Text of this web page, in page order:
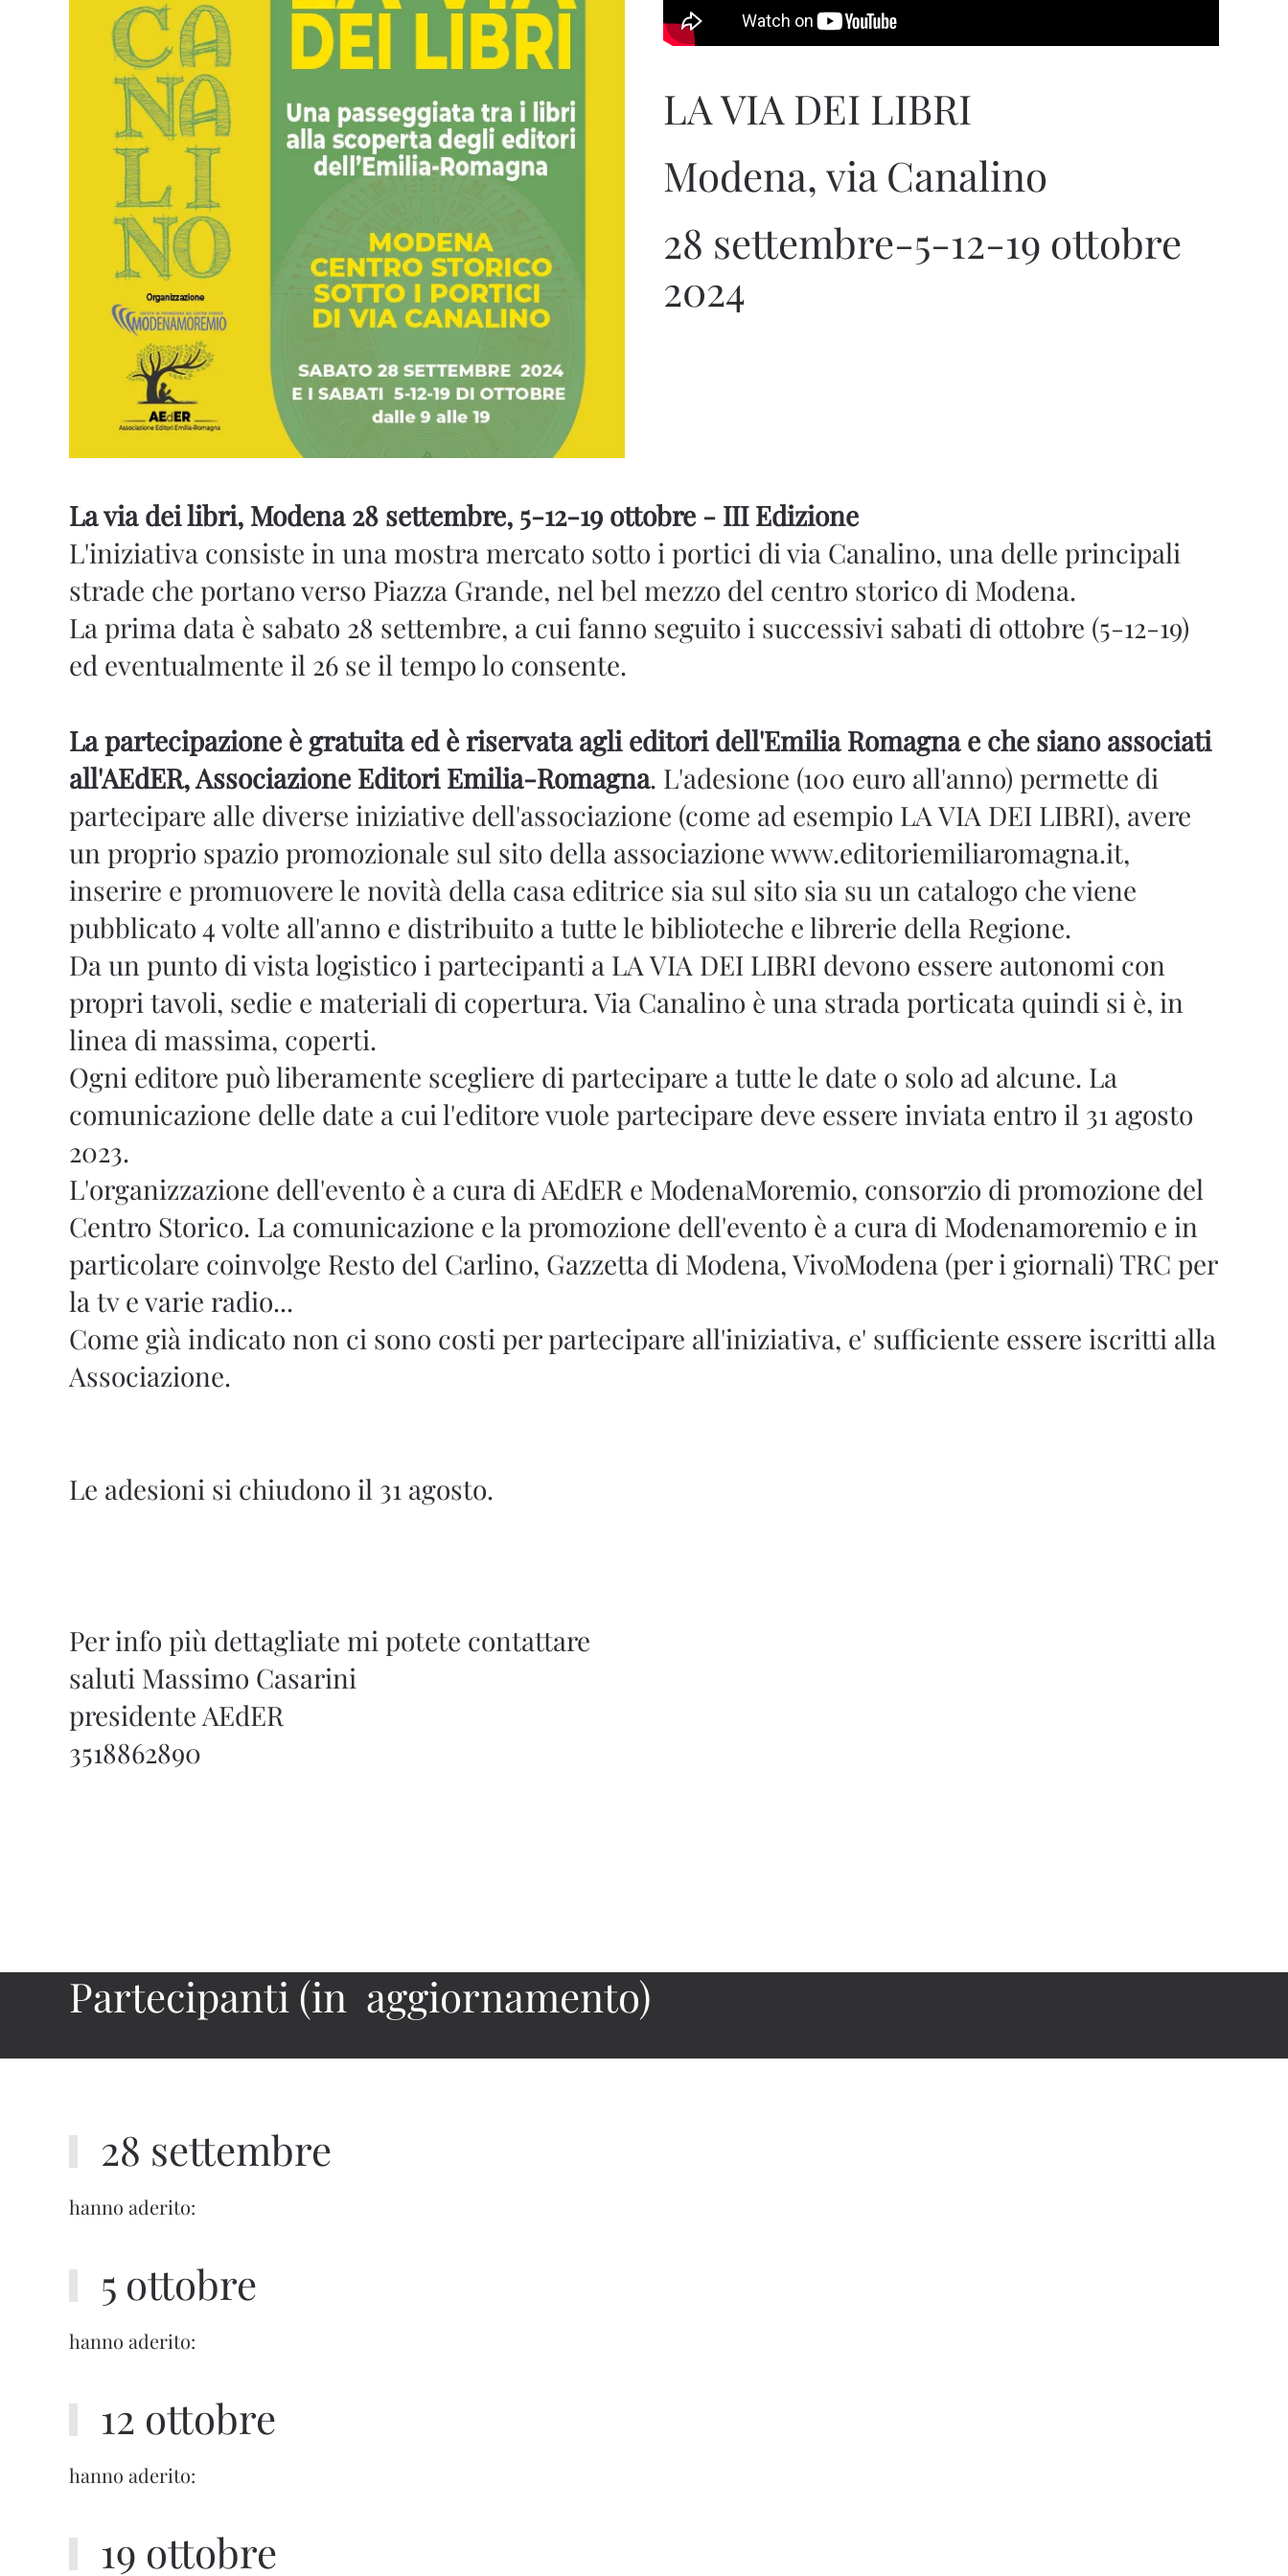
LA VIA DEI LIBRI
Modena, via Canalino
28 settembre-5-12-19 ottobre
2024
La via dei libri, Modena 28 settembre, 5-12-19 ottobre - III Edizione
L'iniziativa consiste in una mostra mercato sotto i portici di via Canalino, una delle principali
strade che portano verso Piazza Grande, nel bel mezzo del centro storico di Modena.
La prima data è sabato 28 settembre, a cui fanno seguito i successivi sabati di ottobre (5-12-19)
ed eventualmente il 26 se il tempo lo consente.
La partecipazione è gratuita ed è riservata agli editori dell'Emilia Romagna e che siano associati
all'AEdER, Associazione Editori Emilia-Romagna. L'adesione (100 euro all'anno) permette di
partecipare alle diverse iniziative dell'associazione (come ad esempio LA VIA DEI LIBRI), avere
un proprio spazio promozionale sul sito della associazione www.editoriemiliaromagna.it,
inserire e promuovere le novità della casa editrice sia sul sito sia su un catalogo che viene
pubblicato 4 volte all'anno e distribuito a tutte le biblioteche e librerie della Regione.
Da un punto di vista logistico i partecipanti a LA VIA DEI LIBRI devono essere autonomi con
propri tavoli, sedie e materiali di copertura. Via Canalino è una strada porticata quindi si è, in
linea di massima, coperti.
Ogni editore può liberamente scegliere di partecipare a tutte le date o solo ad alcune. La
comunicazione delle date a cui l'editore vuole partecipare deve essere inviata entro il 31 agosto
2023.
L'organizzazione dell'evento è a cura di AEdER e ModenaMoremio, consorzio di promozione del
Centro Storico. La comunicazione e la promozione dell'evento è a cura di Modenamoremio e in
particolare coinvolge Resto del Carlino, Gazzetta di Modena, VivoModena (per i giornali) TRC per
la tv e varie radio...
Come già indicato non ci sono costi per partecipare all'iniziativa, e' sufficiente essere iscritti alla
Associazione.
Le adesioni si chiudono il 31 agosto.
Per info più dettagliate mi potete contattare
saluti Massimo Casarini
presidente AEdER
3518862890
Partecipanti (in aggiornamento)
28 settembre
hanno aderito:
5 ottobre
hanno aderito:
12 ottobre
hanno aderito:
19 ottobre